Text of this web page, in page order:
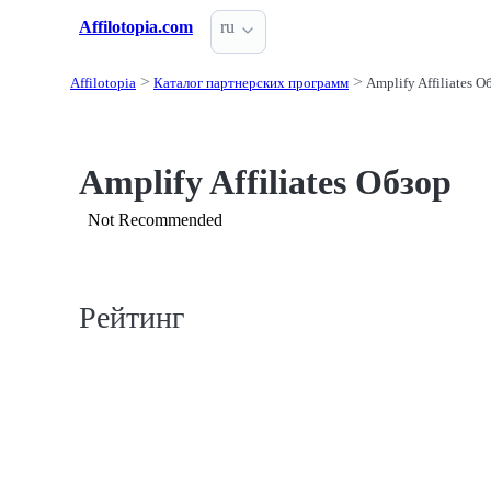
Affilotopia.com ru
Affilotopia Каталог партнерских программ Amplify Affiliates
Amplify Affiliates Обзор
Not Recommended
Рейтинг